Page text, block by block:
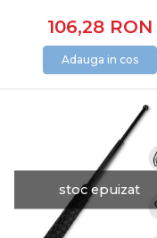
106,28 RON
Adauga in cos
stoc epuizat